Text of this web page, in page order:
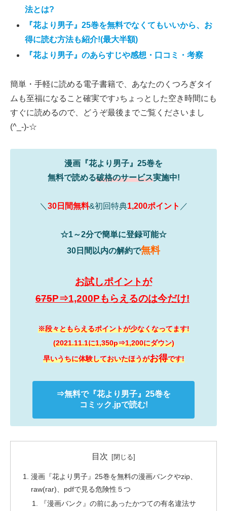
法とは?
『花より男子』25巻を無料でなくてもいいから、お
得に読む方法も紹介!(最大半額)
『花より男子』のあらすじや感想・口コミ・考察
簡単・手軽に読める電子書籍で、あなたのくつろぎタイ
ムも至福になること確実です♪ちょっとした空き時間にも
すぐに読めるので、どうぞ最後までご覧くださいまし
(^_-)-☆
漫画『花より男子』25巻を
無料で読める破格のサービス実施中!
＼ 30日間無料&初回特典1,200ポイント ／
☆1～2分で簡単に登録可能☆
30日間以内の解約で無料
お試しポイントが
675P⇒1,200Pもらえるのは今だけ!
※段々ともらえるポイントが少なくなってます!
(2021.11.1に1,350p⇒1,200にダウン)
早いうちに体験しておいたほうがお得です!
⇒無料で『花より男子』 25巻を
コミック.jpで読む!
目次
漫画『花より男子』25巻を無料の漫画バンクやzip、
raw(rar)、pdfで見る危険性５つ
『漫画バンク』の前にあったかつての有名違法サ